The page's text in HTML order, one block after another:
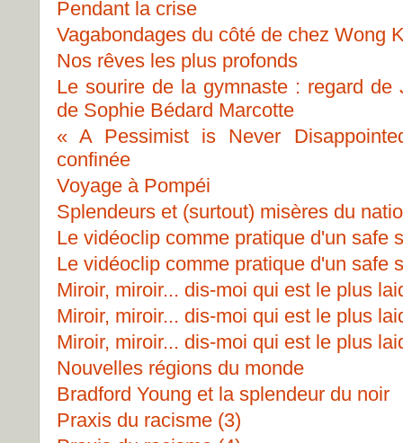
Pendant la crise
Vagabondages du côté de chez Wong
Nos rêves les plus profonds
Le sourire de la gymnaste : regard
de Sophie Bédard Marcotte
« A Pessimist is Never
confinée
Voyage à Pompéi
Splendeurs et (surtout) misères du
Le vidéoclip comme pratique d'un safe
Le vidéoclip comme pratique d'un safe
Miroir, miroir... dis-moi qui est le plus
Miroir, miroir... dis-moi qui est le plus
Miroir, miroir... dis-moi qui est le plus
Nouvelles régions du monde
Bradford Young et la splendeur du noir
Praxis du racisme (3)